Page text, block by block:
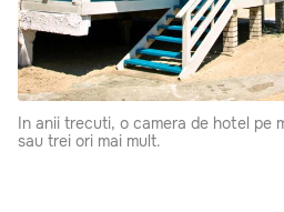
In anii trecuti, o camera de hotel pe
sau trei ori mai mult.